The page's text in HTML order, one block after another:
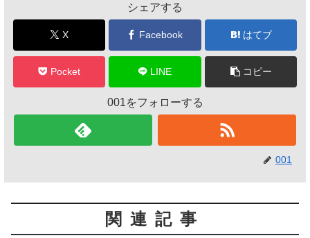
シェアする
X Facebook はてブ
Pocket LINE コピー
001をフォローする
001
関連記事